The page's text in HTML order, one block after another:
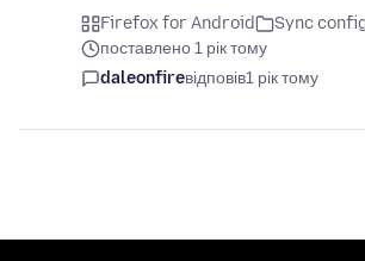
Firefox for Android
Sync
поставлено 1 рік тому
daleonfireвідповів1 рік тому